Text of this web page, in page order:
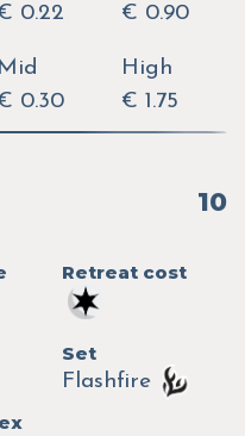
0.22
€ 0.90
Mid
0.30
High
€ 1.75
10
Retreat cost
Set
Flashfire